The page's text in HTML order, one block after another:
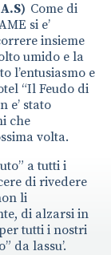
Come di
si e’
insieme
umido e la
l’entusiasmo e
“Il Feudo di
e’ stato
che
volta.
a tutti i
di rivedere
li
di alzarsi in
tutti i nostri
da lassu’.